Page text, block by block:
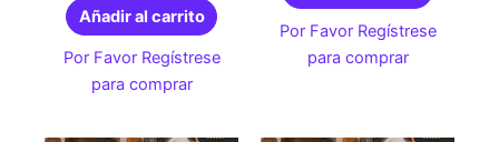
Añadir al carrito
Por Favor Regístrese
para comprar
Por Favor Regístrese
para comprar